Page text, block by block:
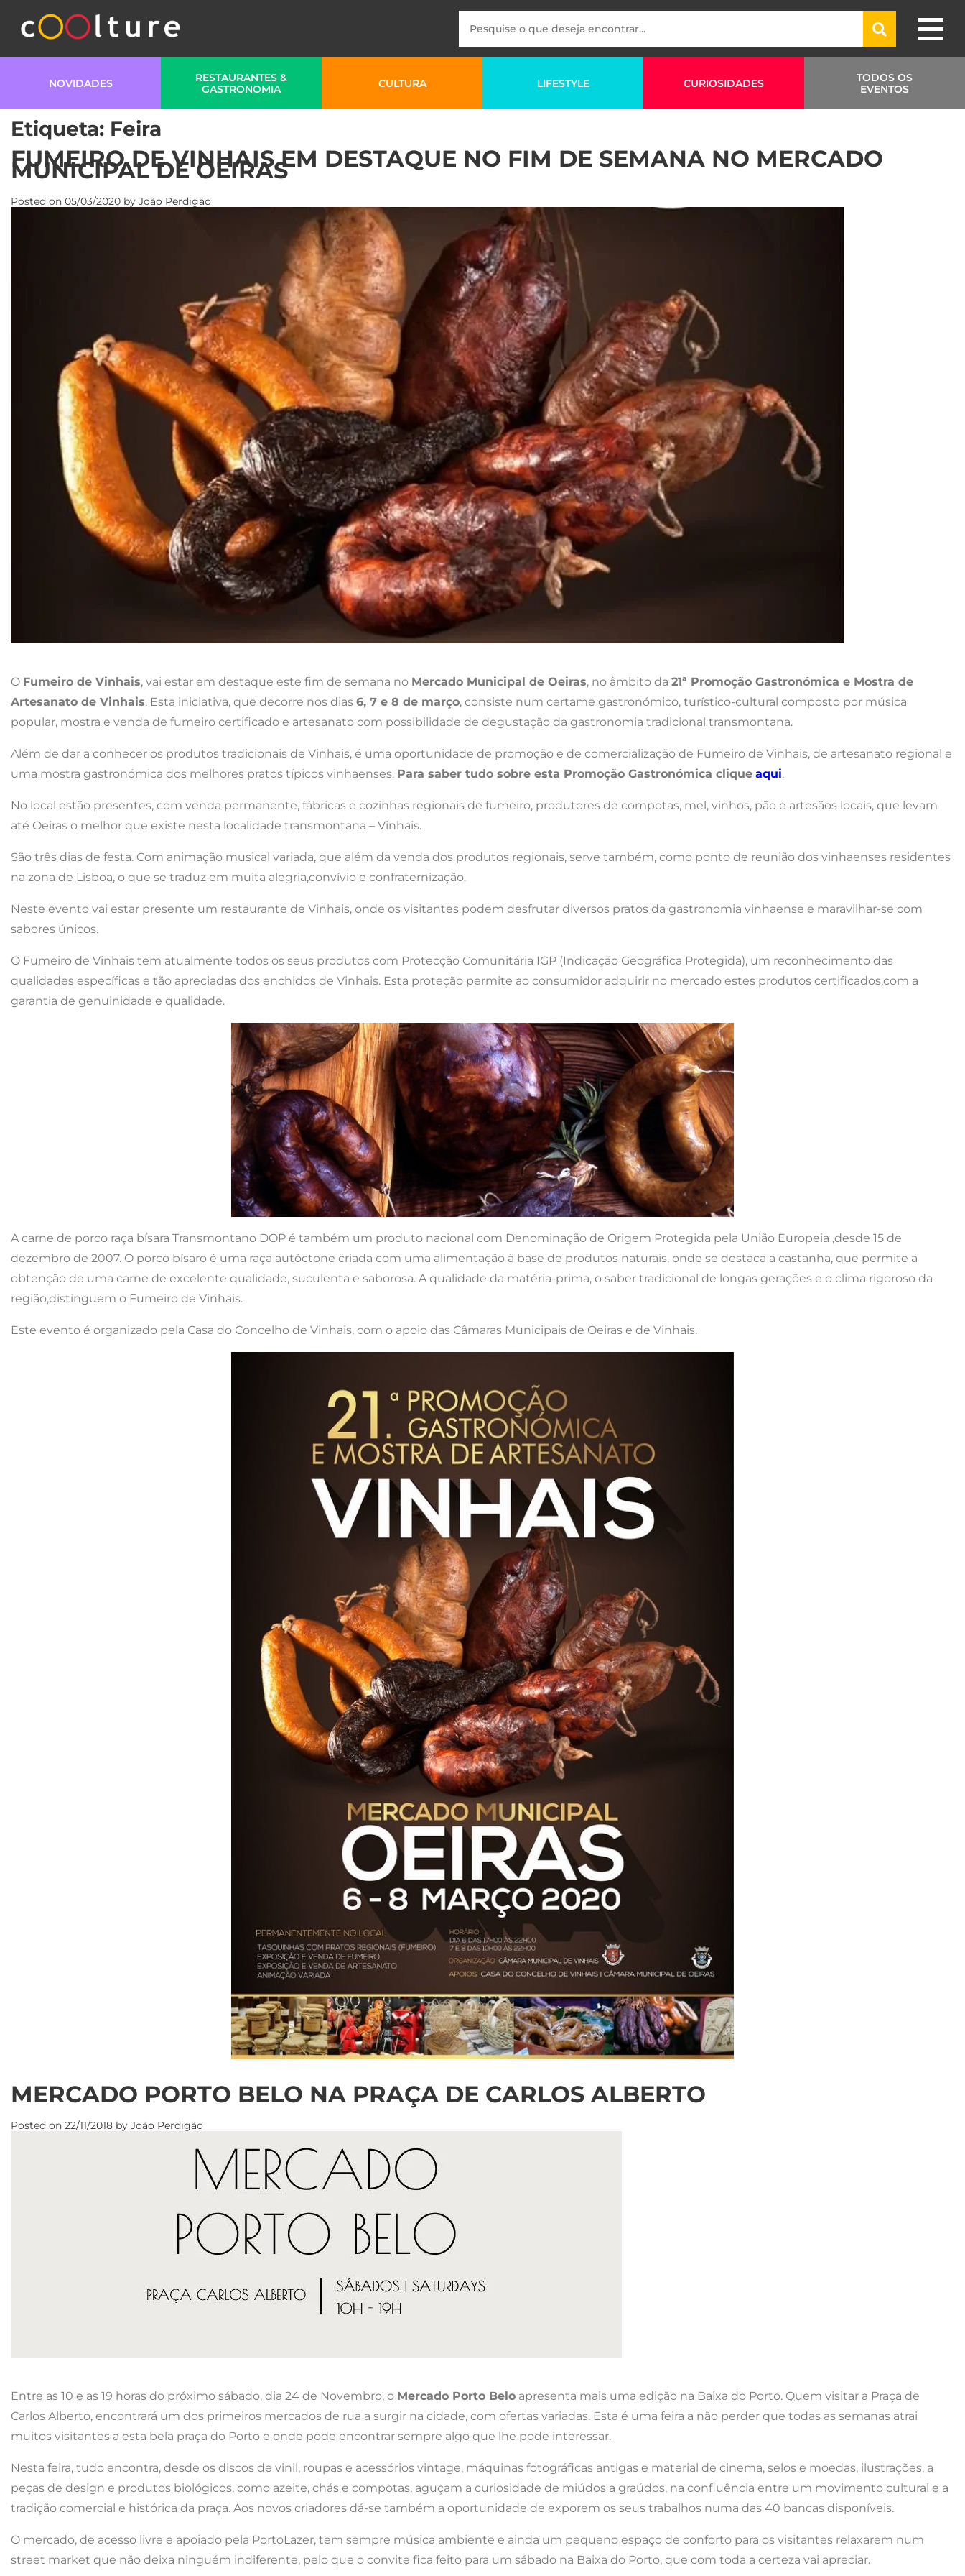
NOVIDADES
RESTAURANTES &
GASTRONOMIA
CULTURA LIFESTYLE CURIOSIDADES
TODOS OS
EVENTOS
Etiqueta: Feira
FUMEIRO DE VINHAIS EM DESTAQUE NO FIM DE SEMANA NO MERCADO
MUNICIPAL DE OEIRAS
Posted on 05/03/2020 by João Perdigão
O Fumeiro de Vinhais, vai estar em destaque este fim de semana no Mercado Municipal de Oeiras, no âmbito da 21ª Promoção Gastronómica e Mostra de
Artesanato de Vinhais. Esta iniciativa, que decorre nos dias 6, 7 e 8 de março, consiste num certame gastronómico, turístico-cultural composto por música
popular, mostra e venda de fumeiro certificado e artesanato com possibilidade de degustação da gastronomia tradicional transmontana.
Além de dar a conhecer os produtos tradicionais de Vinhais, é uma oportunidade de promoção e de comercialização de Fumeiro de Vinhais, de artesanato regional e
uma mostra gastronómica dos melhores pratos típicos vinhaenses. Para saber tudo sobre esta Promoção Gastronómica clique aqui.
No local estão presentes, com venda permanente, fábricas e cozinhas regionais de fumeiro, produtores de compotas, mel, vinhos, pão e artesãos locais, que levam
até Oeiras o melhor que existe nesta localidade transmontana – Vinhais.
São três dias de festa. Com animação musical variada, que além da venda dos produtos regionais, serve também, como ponto de reunião dos vinhaenses residentes
na zona de Lisboa, o que se traduz em muita alegria,convívio e confraternização.
Neste evento vai estar presente um restaurante de Vinhais, onde os visitantes podem desfrutar diversos pratos da gastronomia vinhaense e maravilhar-se com
sabores únicos.
O Fumeiro de Vinhais tem atualmente todos os seus produtos com Protecção Comunitária IGP (Indicação Geográfica Protegida), um reconhecimento das
qualidades específicas e tão apreciadas dos enchidos de Vinhais. Esta proteção permite ao consumidor adquirir no mercado estes produtos certificados,com a
garantia de genuinidade e qualidade.
A carne de porco raça bísara Transmontano DOP é também um produto nacional com Denominação de Origem Protegida pela União Europeia ,desde 15 de
dezembro de 2007. O porco bísaro é uma raça autóctone criada com uma alimentação à base de produtos naturais, onde se destaca a castanha, que permite a
obtenção de uma carne de excelente qualidade, suculenta e saborosa. A qualidade da matéria-prima, o saber tradicional de longas gerações e o clima rigoroso da
região,distinguem o Fumeiro de Vinhais.
Este evento é organizado pela Casa do Concelho de Vinhais, com o apoio das Câmaras Municipais de Oeiras e de Vinhais.
MERCADO PORTO BELO NA PRAÇA DE CARLOS ALBERTO
Posted on 22/11/2018 by João Perdigão
Entre as 10 e as 19 horas do próximo sábado, dia 24 de Novembro, o Mercado Porto Belo apresenta mais uma edição na Baixa do Porto. Quem visitar a Praça de
Carlos Alberto, encontrará um dos primeiros mercados de rua a surgir na cidade, com ofertas variadas. Esta é uma feira a não perder que todas as semanas atrai
muitos visitantes a esta bela praça do Porto e onde pode encontrar sempre algo que lhe pode interessar.
Nesta feira, tudo encontra, desde os discos de vinil, roupas e acessórios vintage, máquinas fotográficas antigas e material de cinema, selos e moedas, ilustrações, a
peças de design e produtos biológicos, como azeite, chás e compotas, aguçam a curiosidade de miúdos a graúdos, na confluência entre um movimento cultural e a
tradição comercial e histórica da praça. Aos novos criadores dá-se também a oportunidade de exporem os seus trabalhos numa das 40 bancas disponíveis.
O mercado, de acesso livre e apoiado pela PortoLazer, tem sempre música ambiente e ainda um pequeno espaço de conforto para os visitantes relaxarem num
street market que não deixa ninguém indiferente, pelo que o convite fica feito para um sábado na Baixa do Porto, que com toda a certeza vai apreciar.